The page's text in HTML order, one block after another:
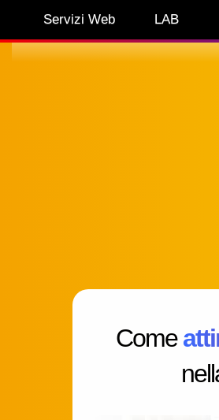
Servizi Web LAB
Come